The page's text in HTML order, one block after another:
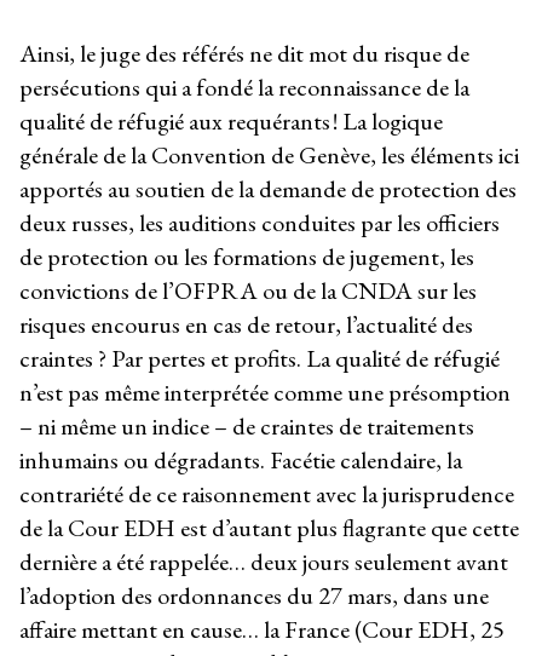
Ainsi, le juge des référés ne dit mot du risque de
persécutions qui a fondé la reconnaissance de la
qualité de réfugié aux requérants ! La logique
générale de la Convention de Genève, les éléments ici
apportés au soutien de la demande de protection des
deux russes, les auditions conduites par les officiers
de protection ou les formations de jugement, les
convictions de l’OFPRA ou de la CNDA sur les
risques encourus en cas de retour, l’actualité des
craintes ? Par pertes et profits. La qualité de réfugié
n’est pas même interprétée comme une présomption
– ni même un indice – de craintes de traitements
inhumains ou dégradants. Facétie calendaire, la
contrariété de ce raisonnement avec la jurisprudence
de la Cour EDH est d’autant plus flagrante que cette
dernière a été rappelée… deux jours seulement avant
l’adoption des ordonnances du 27 mars, dans une
affaire mettant en cause… la France (Cour EDH, 25